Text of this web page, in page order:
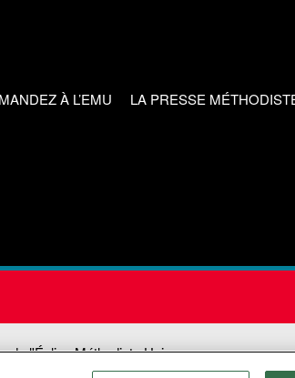
À L’EMU LA PRESSE
de l'Église Méthodiste Unie